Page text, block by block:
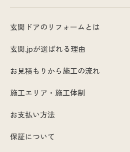
玄関ドアのリフォームとは
玄関.jpが選ばれる理由
お見積もりから施工の流れ
施工エリア・施工体制
お支払い方法
保証について